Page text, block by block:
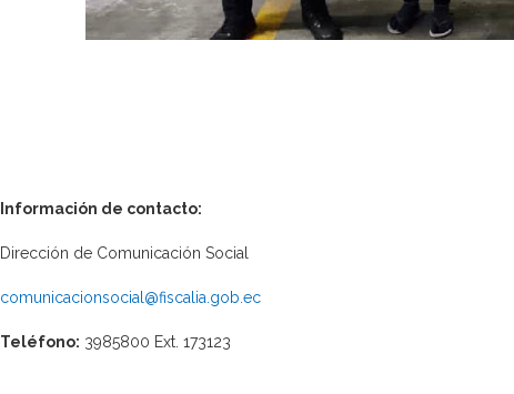
Información de contacto:
Dirección de Comunicación Social
comunicacionsocial@fiscalia.gob.ec
Teléfono: 3985800 Ext. 173123